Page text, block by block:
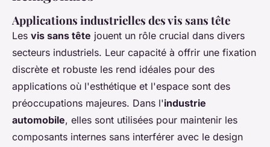
Applications industrielles des vis sans tête
Les vis sans tête jouent un rôle crucial dans divers
secteurs industriels. Leur capacité à offrir une fixation
discrète et robuste les rend idéales pour des
applications où l'esthétique et l'espace sont des
préoccupations majeures. Dans l'industrie
automobile, elles sont utilisées pour maintenir les
composants internes sans interférer avec le design